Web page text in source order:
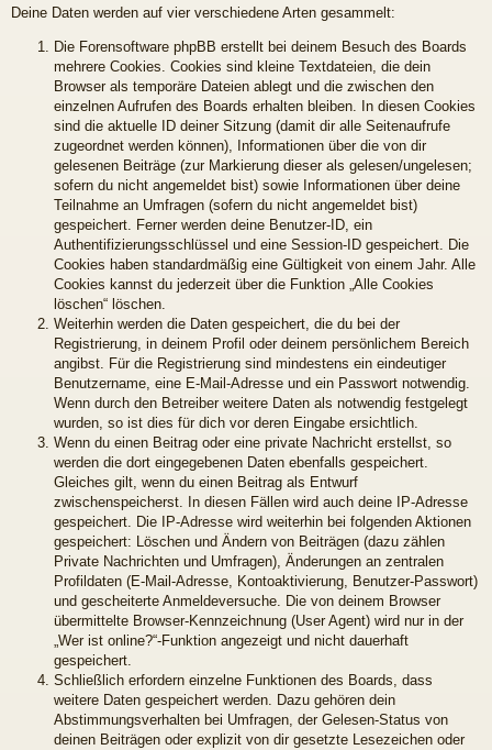
Deine Daten werden auf vier verschiedene Arten gesammelt:
Die Forensoftware phpBB erstellt bei deinem Besuch des Boards
mehrere Cookies. Cookies sind kleine Textdateien, die dein
Browser als temporäre Dateien ablegt und die zwischen den
einzelnen Aufrufen des Boards erhalten bleiben. In diesen Cookies
sind die aktuelle ID deiner Sitzung (damit dir alle Seitenaufrufe
zugeordnet werden können), Informationen über die von dir
gelesenen Beiträge (zur Markierung dieser als gelesen/ungelesen;
sofern du nicht angemeldet bist) sowie Informationen über deine
Teilnahme an Umfragen (sofern du nicht angemeldet bist)
gespeichert. Ferner werden deine Benutzer-ID, ein
Authentifizierungsschlüssel und eine Session-ID gespeichert. Die
Cookies haben standardmäßig eine Gültigkeit von einem Jahr. Alle
Cookies kannst du jederzeit über die Funktion „Alle Cookies
löschen“ löschen.
Weiterhin werden die Daten gespeichert, die du bei der
Registrierung, in deinem Profil oder deinem persönlichem Bereich
angibst. Für die Registrierung sind mindestens ein eindeutiger
Benutzername, eine E-Mail-Adresse und ein Passwort notwendig.
Wenn durch den Betreiber weitere Daten als notwendig festgelegt
wurden, so ist dies für dich vor deren Eingabe ersichtlich.
Wenn du einen Beitrag oder eine private Nachricht erstellst, so
werden die dort eingegebenen Daten ebenfalls gespeichert.
Gleiches gilt, wenn du einen Beitrag als Entwurf
zwischenspeicherst. In diesen Fällen wird auch deine IP-Adresse
gespeichert. Die IP-Adresse wird weiterhin bei folgenden Aktionen
gespeichert: Löschen und Ändern von Beiträgen (dazu zählen
Private Nachrichten und Umfragen), Änderungen an zentralen
Profildaten (E-Mail-Adresse, Kontoaktivierung, Benutzer-Passwort)
und gescheiterte Anmeldeversuche. Die von deinem Browser
übermittelte Browser-Kennzeichnung (User Agent) wird nur in der
„Wer ist online?“-Funktion angezeigt und nicht dauerhaft
gespeichert.
Schließlich erfordern einzelne Funktionen des Boards, dass
weitere Daten gespeichert werden. Dazu gehören dein
Abstimmungsverhalten bei Umfragen, der Gelesen-Status von
deinen Beiträgen oder explizit von dir gesetzte Lesezeichen oder